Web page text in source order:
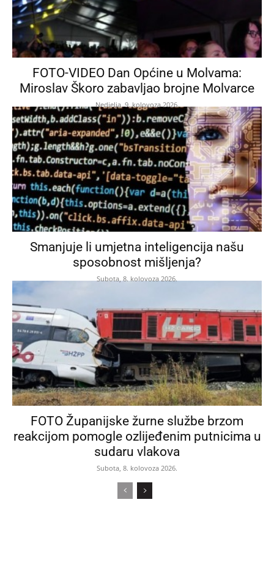
FOTO-VIDEO Dan Općine u Molvama:
Miroslav Škoro zabavljao brojne Molvarce
Nedjelja, 9. kolovoza 2026.
Smanjuje li umjetna inteligencija našu
sposobnost mišljenja?
Subota, 8. kolovoza 2026.
FOTO Županijske žurne službe brzom
reakcijom pomogle ozlijeđenim putnicima u
sudaru vlakova
Subota, 8. kolovoza 2026.